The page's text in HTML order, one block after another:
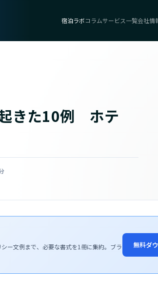
宿泊ラボコラムサービス一覧会社情
きた10例 ホテ
ー文例まで、必要な書式を1冊に集約。ブラ
無料ダ